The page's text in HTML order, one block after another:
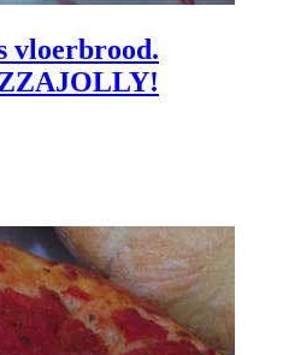
vloerbrood.